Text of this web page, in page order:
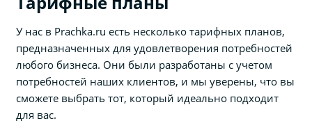
У нас в Prachka.ru есть несколько тарифных планов,
предназначенных для удовлетворения потребностей
любого бизнеса. Они были разработаны с учетом
потребностей наших клиентов, и мы уверены, что вы
сможете выбрать тот, который идеально подходит
для вас.